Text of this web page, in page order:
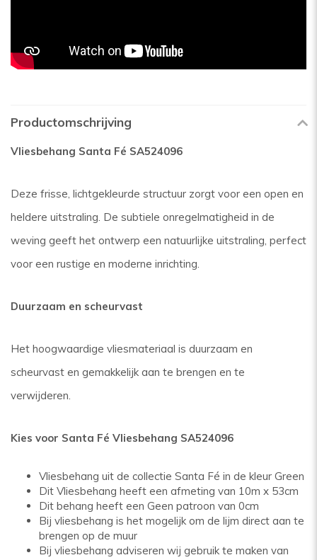
Productomschrijving
Vliesbehang Santa Fé SA524096
Deze frisse, lichtgekleurde structuur zorgt voor een open en
heldere uitstraling. De subtiele onregelmatigheid in de
weving geeft het ontwerp een natuurlijke uitstraling, perfect
voor een rustige en moderne inrichting.
Duurzaam en scheurvast
Het hoogwaardige vliesmateriaal is duurzaam en
scheurvast en gemakkelijk aan te brengen en te
verwijderen.
Kies voor Santa Fé Vliesbehang SA524096
Vliesbehang uit de collectie Santa Fé in de kleur Green
Dit Vliesbehang heeft een afmeting van 10m x 53cm
Dit behang heeft een Geen patroon van 0cm
Bij vliesbehang is het mogelijk om de lijm direct aan te
brengen op de muur
Bij vliesbehang adviseren wij gebruik te maken van